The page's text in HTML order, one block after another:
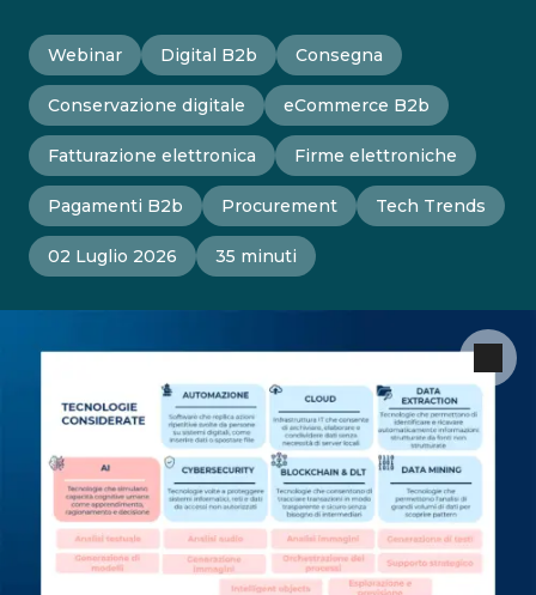
Webinar Digital B2b Consegna
Conservazione digitale eCommerce B2b
Fatturazione elettronica Firme elettroniche
Pagamenti B2b Procurement Tech Trends
02 Luglio 2026 35 minuti